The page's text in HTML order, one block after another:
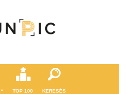
TOP 100 KERESÉS